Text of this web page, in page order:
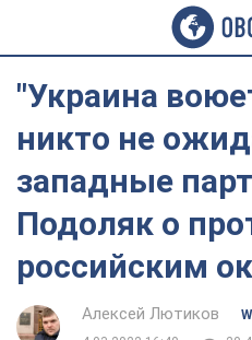
"Украина
никто не
западные
Подоляк о
российским
Алексей Лютиков